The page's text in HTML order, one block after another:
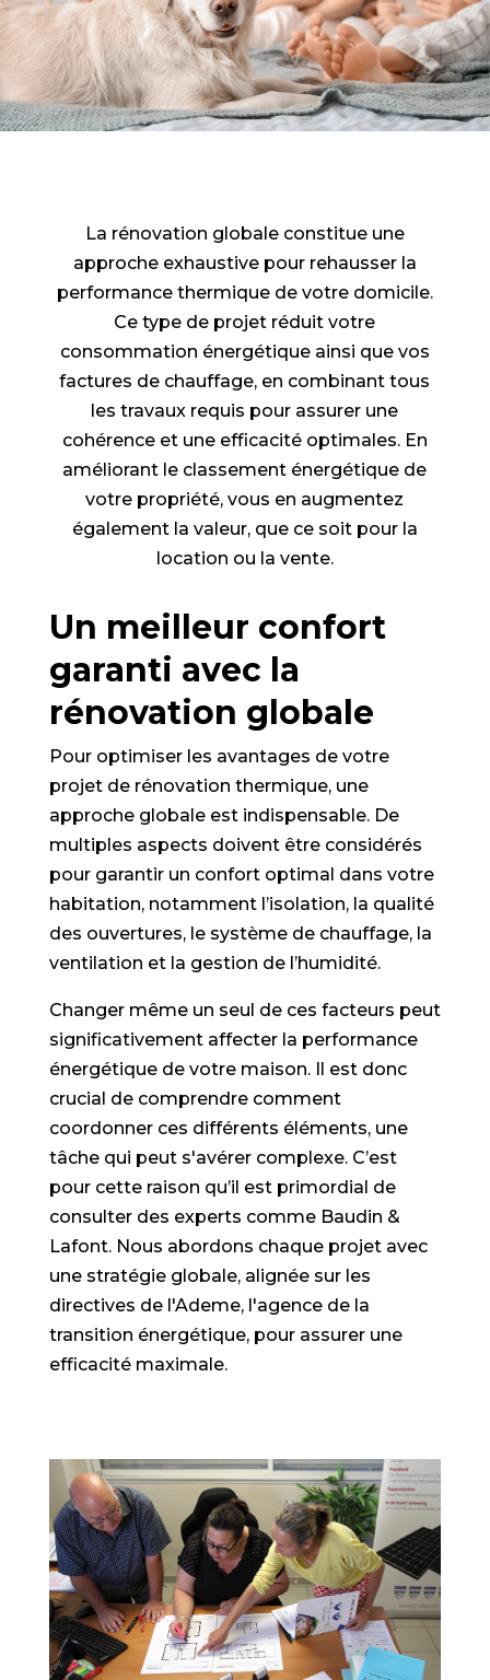
La rénovation globale constitue une
approche exhaustive pour rehausser la
performance thermique de votre domicile.
Ce type de projet réduit votre
consommation énergétique ainsi que vos
factures de chauffage, en combinant tous
les travaux requis pour assurer une
cohérence et une efficacité optimales. En
améliorant le classement énergétique de
votre propriété, vous en augmentez
également la valeur, que ce soit pour la
location ou la vente.
Un meilleur confort
garanti avec la
rénovation globale
Pour optimiser les avantages de votre
projet de rénovation thermique, une
approche globale est indispensable. De
multiples aspects doivent être considérés
pour garantir un confort optimal dans votre
habitation, notamment l’isolation, la qualité
des ouvertures, le système de chauffage, la
ventilation et la gestion de l’humidité.
Changer même un seul de ces facteurs peut
significativement affecter la performance
énergétique de votre maison. Il est donc
crucial de comprendre comment
coordonner ces différents éléments, une
tâche qui peut s'avérer complexe. C’est
pour cette raison qu’il est primordial de
consulter des experts comme Baudin &
Lafont. Nous abordons chaque projet avec
une stratégie globale, alignée sur les
directives de l'Ademe, l'agence de la
transition énergétique, pour assurer une
efficacité maximale.